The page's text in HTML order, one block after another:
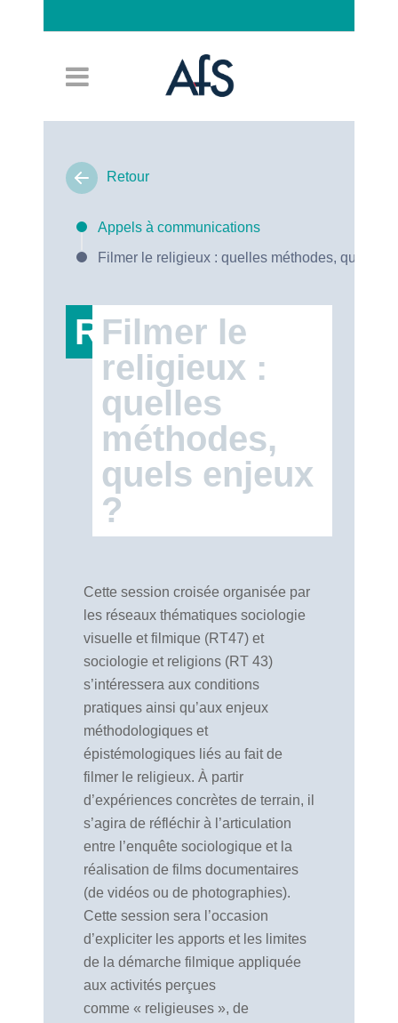
Retour
Appels à communications
Filmer le religieux : quelles méthodes, quels
RT47
Filmer le
religieux :
quelles
méthodes,
quels enjeux
?
Cette session croisée organisée par
les réseaux thématiques sociologie
visuelle et filmique (RT47) et
sociologie et religions (RT 43)
s’intéressera aux conditions
pratiques ainsi qu’aux enjeux
méthodologiques et
épistémologiques liés au fait de
filmer le religieux. À partir
d’expériences concrètes de terrain, il
s’agira de réfléchir à l’articulation
entre l’enquête sociologique et la
réalisation de films documentaires
(de vidéos ou de photographies).
Cette session sera l’occasion
d’expliciter les apports et les limites
de la démarche filmique appliquée
aux activités perçues
comme « religieuses », de